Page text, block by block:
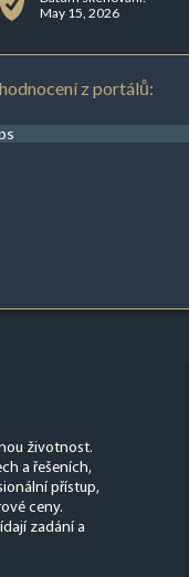
May 15, 2026
z portálů:
životnost.
a řešeních,
přístup,
ceny.
zadání a